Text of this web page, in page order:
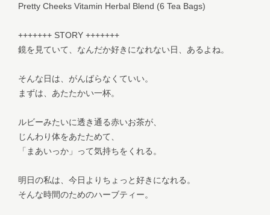
Pretty Cheeks Vitamin Herbal Blend (6 Tea Bags)
+++++++ STORY +++++++
鏡を見ていて、なんだか好きになれない日、あるよね。
そんな日は、がんばらなくていい。
まずは、あたたかい一杯。
ルビーみたいに透き通る赤いお茶が、
じんわり体をあたためて、
「まあいっか」って気持ちをくれる。
明日の私は、今日よりちょっと好きになれる。
そんな時間のためのハーブティー。